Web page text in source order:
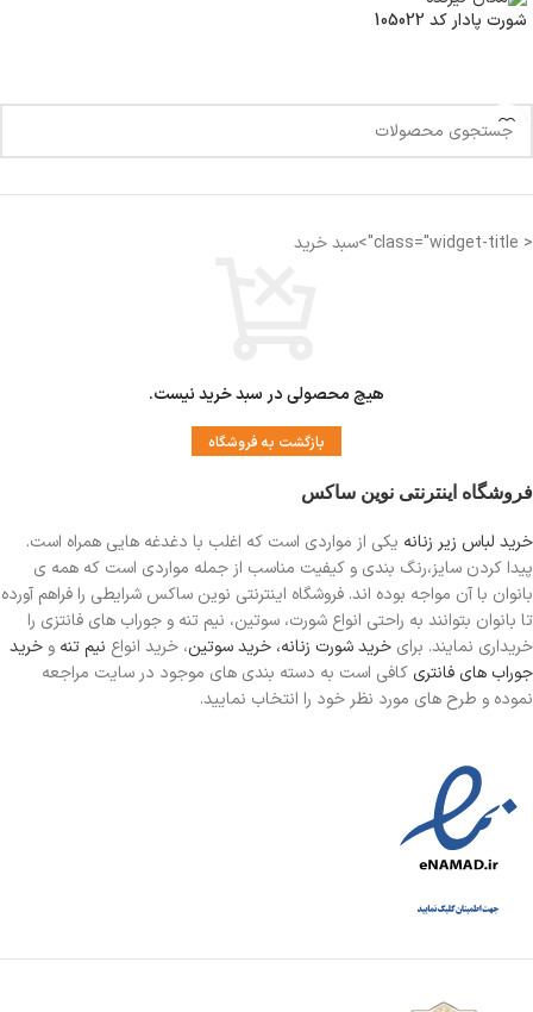
شورت پادار کد 105022
< class="widget-title">سبد خرید
هیچ محصولی در سبد خرید نیست.
بازگشت به فروشگاه
فروشگاه اینترنتی نوین ساکس
خرید لباس زیر زنانه یکی از مواردی است که اغلب با دغدغه هایی همراه است.
پیدا کردن سایز،رنگ بندی و کیفیت مناسب از جمله مواردی است که همه ی
بانوان با آن مواجه بوده اند. فروشگاه اینترنتی نوین ساکس شرایطی را فراهم آورده
تا بانوان بتوانند به راحتی انواع شورت، سوتین، نیم تنه و جوراب های فانتزی را
خریداری نمایند. برای خرید شورت زنانه، خرید سوتین، خرید انواع نیم تنه و خرید
جوراب های فانتری کافی است به دسته بندی های موجود در سایت مراجعه
نموده و طرح های مورد نظر خود را انتخاب نمایید.